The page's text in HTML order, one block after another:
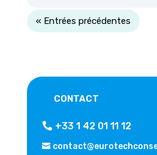
« Entrées précédentes
CONTACT
+33 1 42 01 11 12